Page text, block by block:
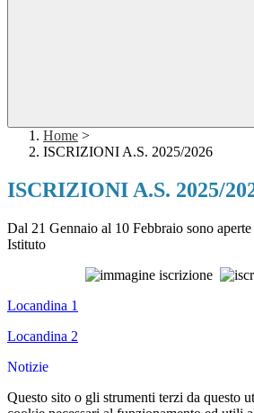
Home >
ISCRIZIONI A.S. 2025/2026
ISCRIZIONI A.S. 2025/
Dal 21 Gennaio al 10 Febbraio sono
Istituto
Locandina 1
Locandina 2
Notizie
Questo sito o gli strumenti terzi da questo